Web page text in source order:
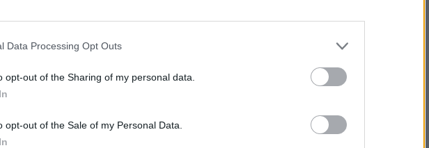
Data Processing Opt Outs
opt-out of the Sharing of my personal data.
opt-out of the Sale of my Personal Data.
он заставит пошевелить мозгами, чтобы
ни одна нация не оправилась».
происходит с Латвией
эту картину… Я больше не хочу посещать